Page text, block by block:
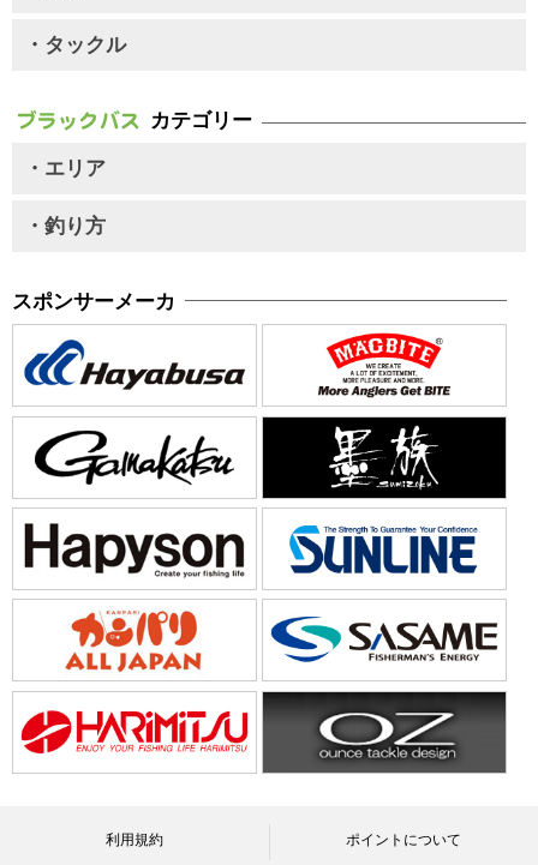
・タックル
カテゴリー
・エリア
・釣り方
スポンサーメーカ
利用規約 ポイントについて